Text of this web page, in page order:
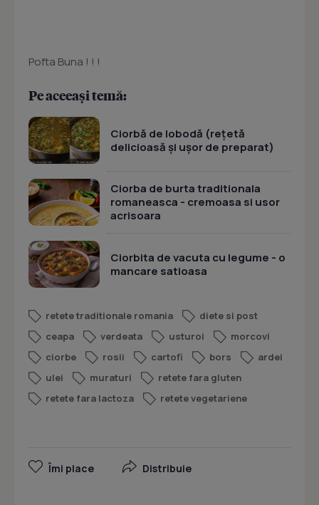
Pofta Buna ! ! !
Pe aceeași temă:
Ciorbă de lobodă (rețetă
delicioasă și ușor de preparat)
Ciorba de burta traditionala
romaneasca - cremoasa si usor
acrisoara
Ciorbita de vacuta cu legume - o
mancare satioasa
retete traditionale romania
diete si post
ceapa
verdeata usturoi
morcovi
ciorbe
rosii cartofi bors
ardei
ulei
muraturi
retete fara gluten
retete fara lactoza
retete vegetariene
Îmi place Distribuie